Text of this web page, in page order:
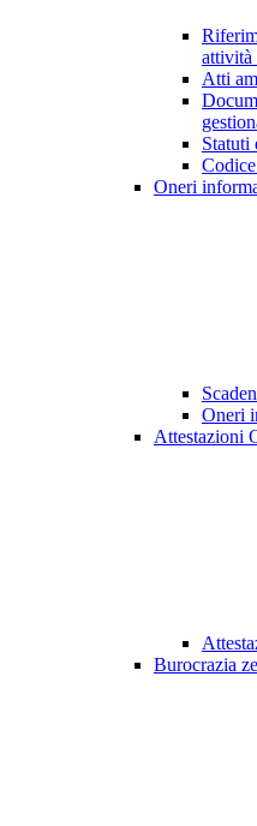
attività
Atti
Statuti
Oneri
Oneri
Attestazioni
Burocrazia